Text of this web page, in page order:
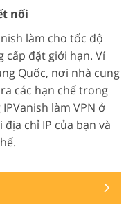
nối
làm cho tốc độ
cấp đặt giới hạn. Ví
Quốc, nơi nhà cung
các hạn chế trong
làm VPN ở
chỉ IP của bạn và